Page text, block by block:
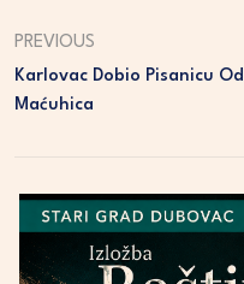
PREVIOUS
Karlovac Dobio Pisanicu Od
Maćuhica